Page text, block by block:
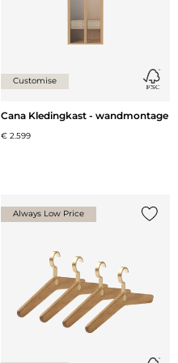
Customise
Cana Kledingkast - wandmontage
€ 2.599
Always Low Price